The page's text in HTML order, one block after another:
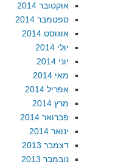
אוקטובר 2014
ספטמבר 2014
אוגוסט 2014
יולי 2014
יוני 2014
מאי 2014
אפריל 2014
מרץ 2014
פברואר 2014
ינואר 2014
דצמבר 2013
נובמבר 2013